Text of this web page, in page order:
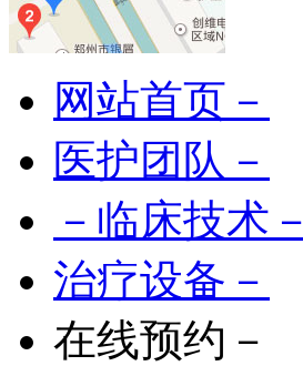
网站首页－
医护团队－
－临床技术－
治疗设备－
在线预约－